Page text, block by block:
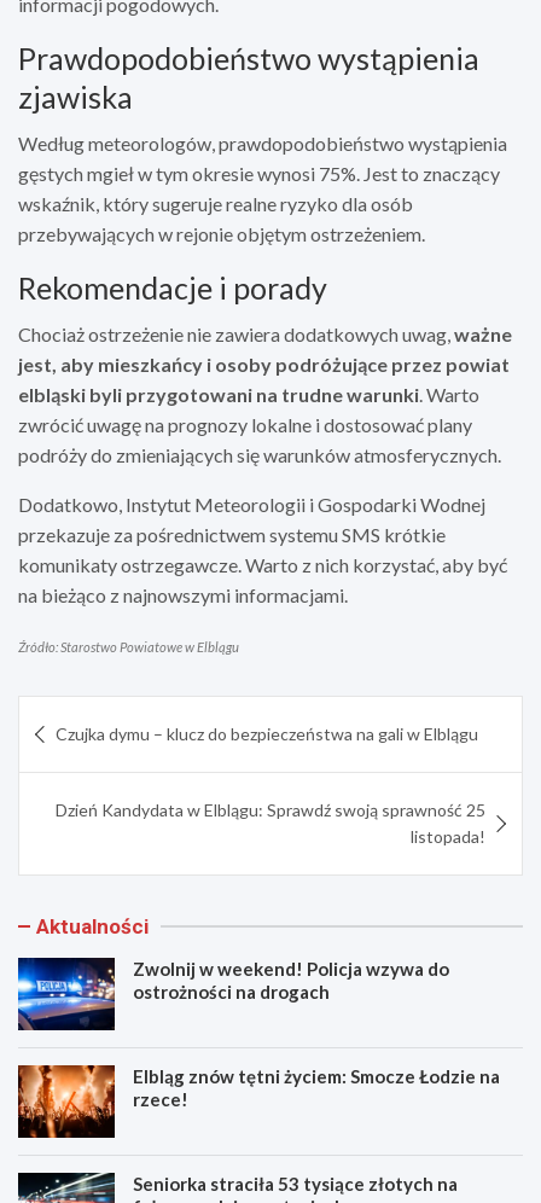
Prawdopodobieństwo wystąpienia
zjawiska
Według meteorologów, prawdopodobieństwo wystąpienia
gęstych mgieł w tym okresie wynosi 75%. Jest to znaczący
wskaźnik, który sugeruje realne ryzyko dla osób
przebywających w rejonie objętym ostrzeżeniem.
Rekomendacje i porady
Chociaż ostrzeżenie nie zawiera dodatkowych uwag,ważne
jest, aby mieszkańcy i osoby podróżujące przez powiat
elbląski byli przygotowani na trudne warunki. Warto
zwrócić uwagę na prognozy lokalne i dostosować plany
podróży do zmieniających się warunków atmosferycznych.
Dodatkowo, Instytut Meteorologii i Gospodarki Wodnej
przekazuje za pośrednictwem systemu SMS krótkie
komunikaty ostrzegawcze. Warto z nich korzystać, aby być
na bieżąco z najnowszymi informacjami.
Źródło: Starostwo Powiatowe w Elblągu
wpisu
Czujka dymu – klucz do bezpieczeństwa na gali w Elblągu
Dzień Kandydata w Elblągu: Sprawdź swoją sprawność 25
listopada!
Aktualności
Zwolnij w weekend! Policja wzywa do
ostrożności na drogach
Elbląg znów tętni życiem: Smocze Łodzie na
rzece!
Seniorka straciła 53 tysiące złotych na